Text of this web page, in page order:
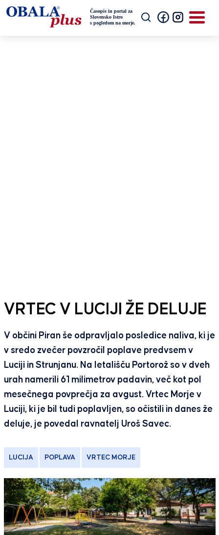
VRTEC V LUCIJI ŽE DELUJE
V občini Piran še odpravljalo posledice naliva, ki je
v sredo zvečer povzročil poplave predvsem v
Luciji in Strunjanu. Na letališču Portorož so v dveh
urah namerili 61 milimetrov padavin, več kot pol
mesečnega povprečja za avgust. Vrtec Morje v
Luciji, ki je bil tudi poplavljen, so očistili in danes že
deluje, je povedal ravnatelj Uroš Savec.
LUCIJA POPLAVA VRTEC MORJE